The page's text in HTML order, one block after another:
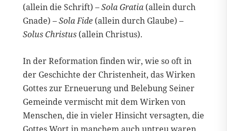
(allein die Schrift) –Sola Gratia(allein durch
Gnade) –Sola Fide(allein durch Glaube) –
Solus Christus(allein Christus).
In der Reformation finden wir, wie so oft in
der Geschichte der Christenheit, das Wirken
Gottes zur Erneuerung und Belebung Seiner
Gemeinde vermischt mit dem Wirken von
Menschen, die in vieler Hinsicht versagten, die